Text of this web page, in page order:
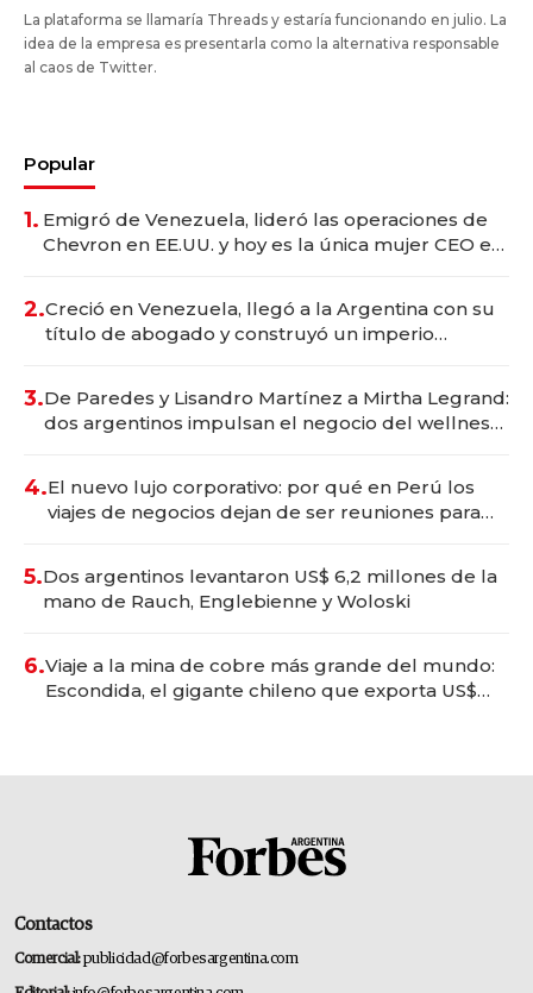
La plataforma se llamaría Threads y estaría funcionando en julio. La
idea de la empresa es presentarla como la alternativa responsable
al caos de Twitter.
Popular
1. Emigró de Venezuela, lideró las operaciones de
Chevron en EE.UU. y hoy es la única mujer CEO en
2.Creció en Venezuela, llegó a la Argentina con su
título de abogado y construyó un imperio
3.De Paredes y Lisandro Martínez a Mirtha Legrand:
dos argentinos impulsan el negocio del wellness
4.El nuevo lujo corporativo: por qué en Perú los
viajes de negocios dejan de ser reuniones para
5.Dos argentinos levantaron US$ 6,2 millones de la
mano de Rauch, Englebienne y Woloski
6.Viaje a la mina de cobre más grande del mundo:
Escondida, el gigante chileno que exporta US$
Contactos
Comercial:publicidad@forbesargentina.com